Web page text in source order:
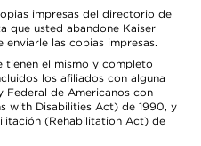
impresas del directorio de
que usted abandone Kaiser
las copias impresas.
tienen el mismo y completo
los afiliados con alguna
Federal de Americanos con
with Disabilities Act) de 1990, y
(Rehabilitation Act) de